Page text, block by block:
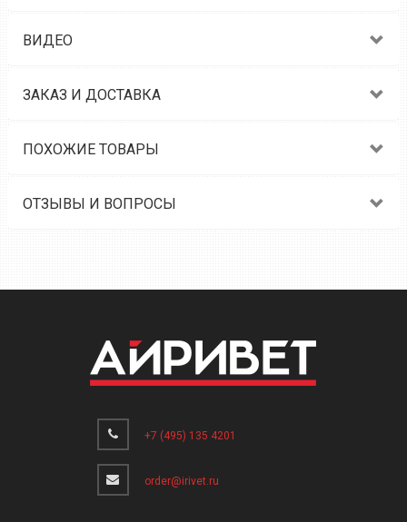
ВИДЕО
ЗАКАЗ И ДОСТАВКА
ПОХОЖИЕ ТОВАРЫ
ОТЗЫВЫ И ВОПРОСЫ
+7 (495) 135 4201
order@irivet.ru